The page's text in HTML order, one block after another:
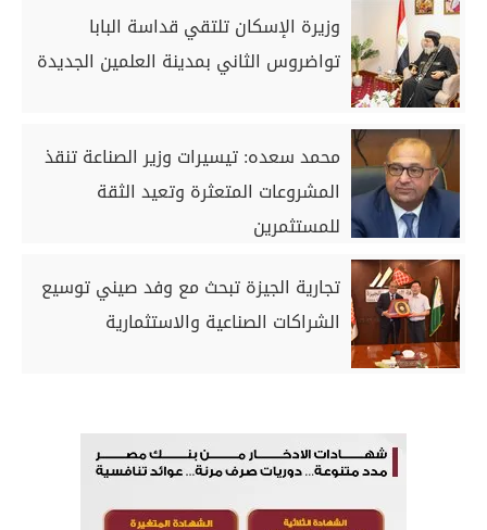
وزيرة الإسكان تلتقي قداسة البابا
تواضروس الثاني بمدينة العلمين الجديدة
محمد سعده: تيسيرات وزير الصناعة تنقذ
المشروعات المتعثرة وتعيد الثقة
للمستثمرين
تجارية الجيزة تبحث مع وفد صيني توسيع
الشراكات الصناعية والاستثمارية